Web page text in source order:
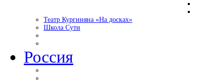
Театр Кургиняна «На досках»
Школа Сути
Россия